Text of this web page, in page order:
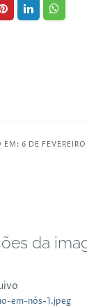
EM: 6 DE
da
em-nós-1.jpeg